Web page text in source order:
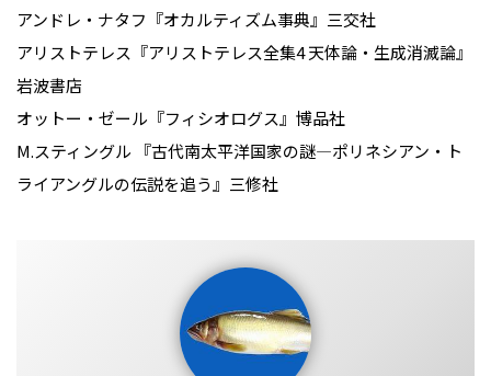
アンドレ・ナタフ『オカルティズム事典』三交社
アリストテレス『アリストテレス全集4 天体論・生成消滅論』
岩波書店
オットー・ゼール『フィシオログス』博品社
M.スティングル 『古代南太平洋国家の謎―ポリネシアン・ト
ライアングルの伝説を追う』三修社